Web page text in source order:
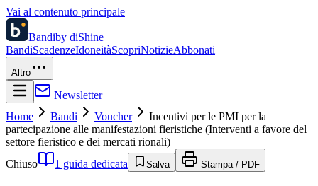
Vai al contenuto principale
Bandiby diShine
BandiScadenzeIdoneitàScopriNotizieAbbonati
Altro
Newsletter
Home
Bandi Voucher
Incentivi per le PMI per la
partecipazione alle manifestazioni fieristiche (Interventi a favore del
settore fieristico e dei mercati rionali)
Chiuso
1 guida dedicata Salva Stampa / PDF